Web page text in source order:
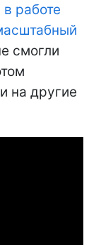
в работе
смогли
на другие